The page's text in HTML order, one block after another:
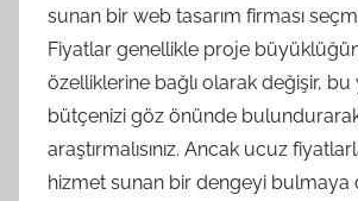
sunan bir web tasarım firması
Fiyatlar genellikle proje
özelliklerine bağlı olarak değişir,
bütçenizi göz önünde
araştırmalısınız. Ancak ucuz
hizmet sunan bir dengeyi bulmaya